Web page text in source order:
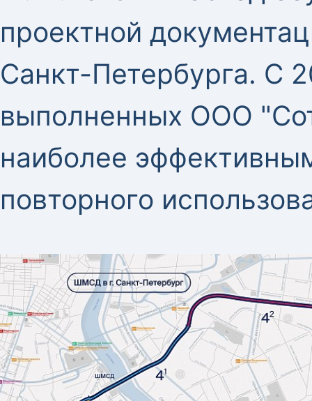
проектной
Санкт-Петербурга. С
выполненных ООО
наиболее
повторного